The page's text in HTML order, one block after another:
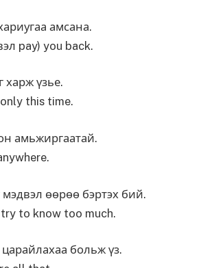
амсана.
pay) you back.
харж үзье.
this time.
амьжиргаатай.
өөрөө бэртэх бий.
to know too much.
больж үз.